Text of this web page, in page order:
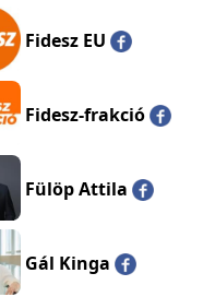
Fidesz EU
Fidesz-frakció
Fülöp Attila
Gál Kinga